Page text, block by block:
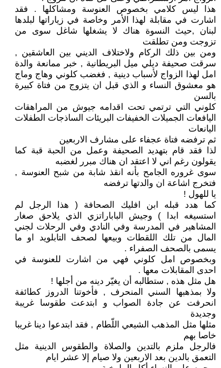
هذا ليس كلامي بخصوص العنوسة ومشاكلها . فقد
اشارت في مقابلة لهذا الأمر وخاصة في زياراتها لبلدها
لبنان ,حيث النسوة هناك لا يشغلها شاغل سوى من
تزوجت ومن تطلقت
ومن بين ذلك الركام ولاختلاف الديني بين العاشقين ,
سرقت صحيفة ديلي ميل البريطانية , خبر ممانعة والدة
امل لهذا الزواج لأسباب دينية , فغضب كلوني وهاج وماج
هو معشوق النساء و الذي قبل ان يتزوج من فتاة كبيرة
بالسن
كلوني التي ترتمي تحت اقدامه جيوش من المراهقات
اليافعات الجميلات الخفيفات البريئات الساذجات الطفلات
اليانعات
ثم ترفضه فتاة عجفاء على مشارف الاربعين
لذا فقد قام بتهديد الصحيفة وعمل من الحبة قبة كما
يقولون رغم اني لا اعتقد ان هناك مبرر لغضبه
سوى غروره الجامح بأنه انقذ شابة من شبح العنوسة ,
فتخرج اشاعة ان والدتها ترفضه
يا للهول !
كما هدد قبله ابن افليك الصحافة ( هذا الرجل لم
استسيغه ابدا ) وجيش الباباراتزي الذي يلاحق صغار
المشاهير في المدرسة وفي النادي وفي الرحلات لجني
المال من تلك اللقطات وبيعها لصحف التابلويد او ما
يسمى بالصحف الصفراء .
وبخصوص امل كلوني فهي من اشارت للعنوسة في
احدى المقابلات معها .
هل مثل هذه , ستطالبه أن يغيّر دينه من أجلها !
ولا بمذهبها السني المنحرف , فأخوتنا الدروز كطائفة
انحرفت عن جادة الصواب و ابتدعت طقوسا غريبة
وجديدة
مثلها مثل المذهب الشيعي اللّطام , فقد ابتدعوا دينا غريبا
خاصا بهم
فالرجل ملزم بالتدين والصلاة والطقوس الدينية مثل
التعمق بالدين بعد الاربعين ولا صيام إلا عشر ايام